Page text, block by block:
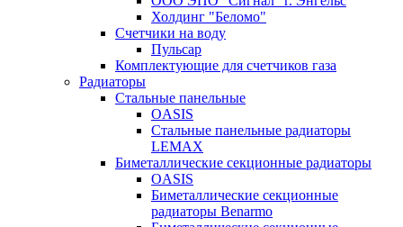
Холдинг "Беломо"
Счетчики на воду
Пульсар
Комплектующие для счетчиков газа
Радиаторы
Стальные панельные
OASIS
Стальные панельные радиаторы
LEMAX
Биметаллические секционные радиаторы
OASIS
Биметаллические секционные
радиаторы Benarmo